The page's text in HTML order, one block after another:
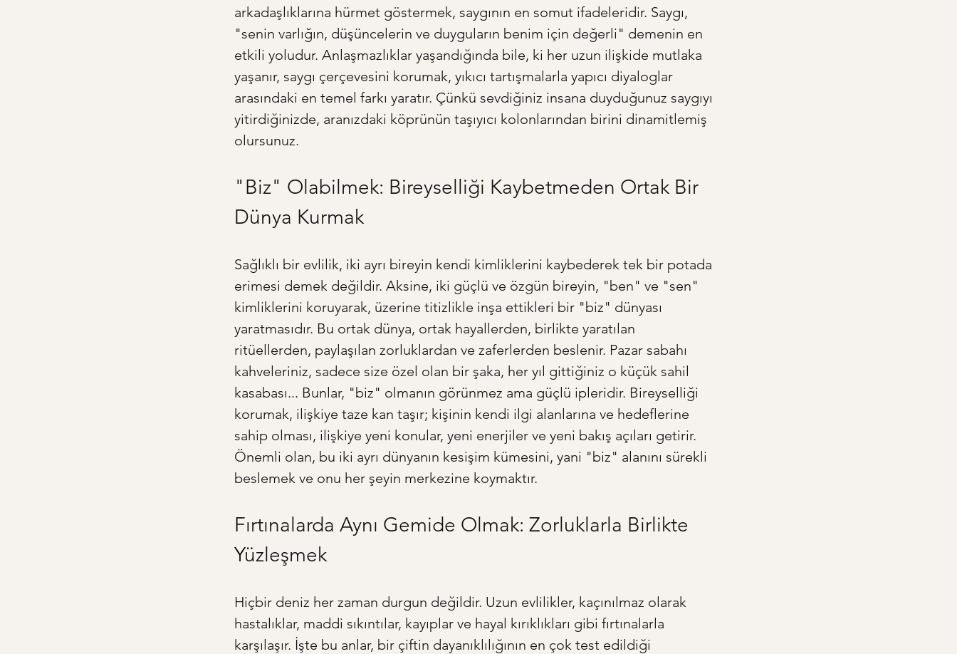
arkadaşlıklarına hürmet göstermek, saygının en somut ifadeleridir. Saygı,
"senin varlığın, düşüncelerin ve duyguların benim için değerli" demenin en
etkili yoludur. Anlaşmazlıklar yaşandığında bile, ki her uzun ilişkide mutlaka
yaşanır, saygı çerçevesini korumak, yıkıcı tartışmalarla yapıcı diyaloglar
arasındaki en temel farkı yaratır. Çünkü sevdiğiniz insana duyduğunuz saygıyı
yitirdiğinizde, aranızdaki köprünün taşıyıcı kolonlarından birini dinamitlemiş
olursunuz.
"Biz" Olabilmek: Bireyselliği Kaybetmeden Ortak Bir
Dünya Kurmak
Sağlıklı bir evlilik, iki ayrı bireyin kendi kimliklerini kaybederek tek bir potada
erimesi demek değildir. Aksine, iki güçlü ve özgün bireyin, "ben" ve "sen"
kimliklerini koruyarak, üzerine titizlikle inşa ettikleri bir "biz" dünyası
yaratmasıdır. Bu ortak dünya, ortak hayallerden, birlikte yaratılan
ritüellerden, paylaşılan zorluklardan ve zaferlerden beslenir. Pazar sabahı
kahveleriniz, sadece size özel olan bir şaka, her yıl gittiğiniz o küçük sahil
kasabası... Bunlar, "biz" olmanın görünmez ama güçlü ipleridir. Bireyselliği
korumak, ilişkiye taze kan taşır; kişinin kendi ilgi alanlarına ve hedeflerine
sahip olması, ilişkiye yeni konular, yeni enerjiler ve yeni bakış açıları getirir.
Önemli olan, bu iki ayrı dünyanın kesişim kümesini, yani "biz" alanını sürekli
beslemek ve onu her şeyin merkezine koymaktır.
Fırtınalarda Aynı Gemide Olmak: Zorluklarla Birlikte
Yüzleşmek
Hiçbir deniz her zaman durgun değildir. Uzun evlilikler, kaçınılmaz olarak
hastalıklar, maddi sıkıntılar, kayıplar ve hayal kırıklıkları gibi fırtınalarla
karşılaşır. İşte bu anlar, bir çiftin dayanıklılığının en çok test edildiği